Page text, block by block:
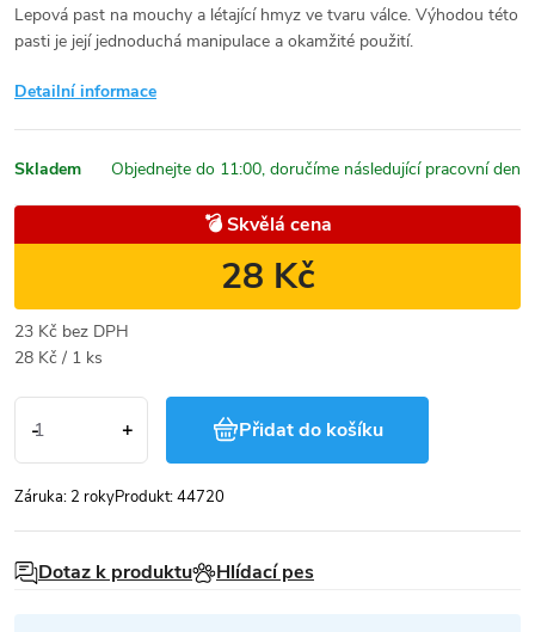
Lepová past na mouchy a létající hmyz ve tvaru válce. Výhodou této
pasti je její jednoduchá manipulace a okamžité použití.
Detailní informace
Skladem
💣 Skvělá cena
28 Kč
23 Kč bez DPH
Měrná
28 Kč / 1 ks
Přidat do košíku
Záruka: 2 rokyProdukt:44720
Dotaz k produktu Hlídací pes